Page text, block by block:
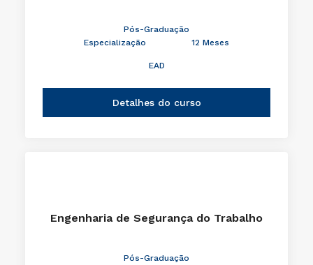
Pós-Graduação
Especialização
12 Meses
EAD
Detalhes do curso
Engenharia de Segurança do Trabalho
Pós-Graduação